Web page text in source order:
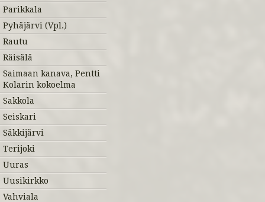
Parikkala
Pyhäjärvi (Vpl.)
Rautu
Räisälä
Saimaan kanava, Pentti
Kolarin kokoelma
Sakkola
Seiskari
Säkkijärvi
Terijoki
Uuras
Uusikirkko
Vahviala